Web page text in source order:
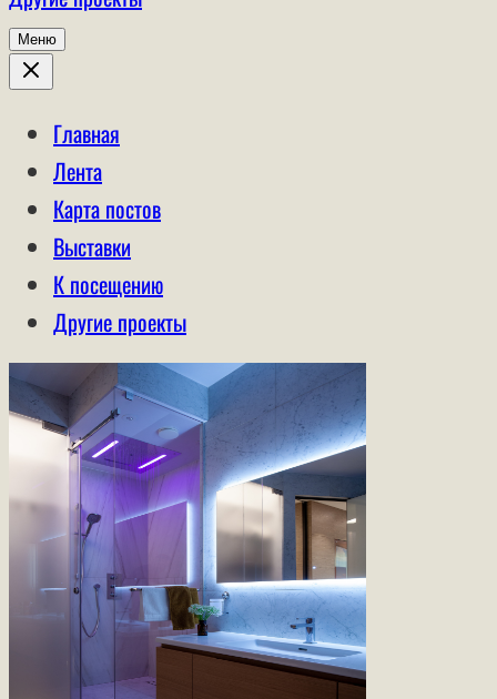
Меню
Главная
Лента
Карта постов
Выставки
К посещению
Другие проекты